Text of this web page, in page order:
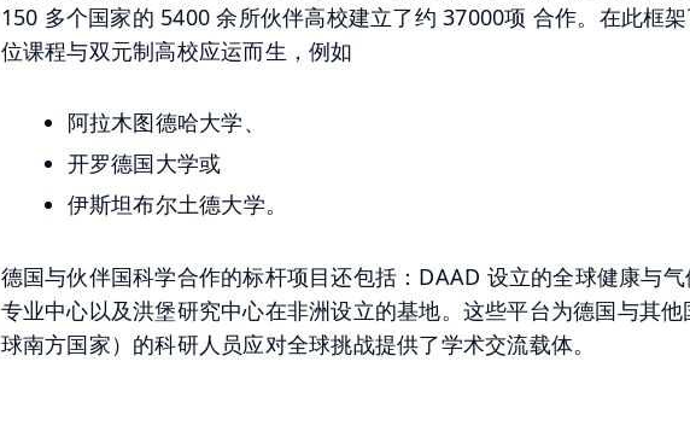
150 多个国家的 5400 余所伙伴高校建立了约 37000项 合作。在此框
位课程与双元制高校应运而生，例如
阿拉木图德哈大学、
开罗德国大学或
伊斯坦布尔土德大学。
德国与伙伴国科学合作的标杆项目还包括：DAAD 设立的全球健康与
专业中心以及洪堡研究中心在非洲设立的基地。这些平台为德国与其
球南方国家）的科研人员应对全球挑战提供了学术交流载体。